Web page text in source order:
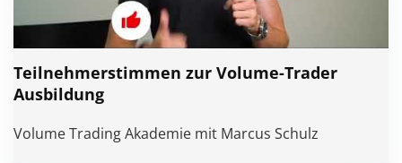
Teilnehmerstimmen zur Volume-Trader
Ausbildung
Volume Trading Akademie mit Marcus Schulz